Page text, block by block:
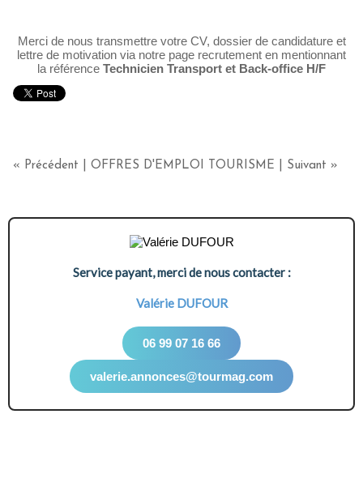
Merci de nous transmettre votre CV, dossier de candidature et
lettre de motivation via notre page recrutement en mentionnant
la référence Technicien Transport et Back-office H/F
« Précédent OFFRES D'EMPLOI TOURISME Suivant »
Service payant, merci de nous contacter :
Valérie DUFOUR
06 99 07 16 66
valerie.annonces@tourmag.com